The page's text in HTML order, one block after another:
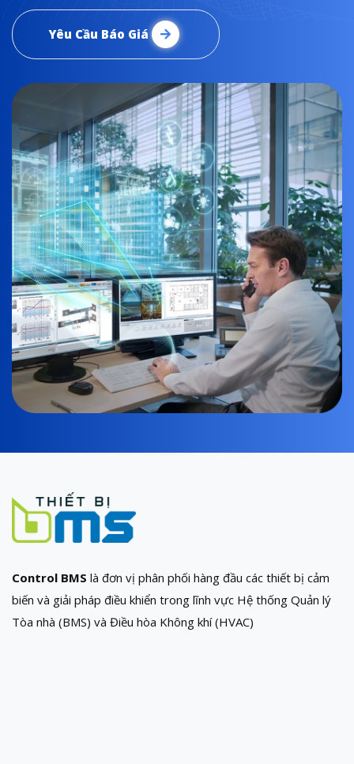
Yêu Cầu Báo Giá
Control BMS là đơn vị phân phối hàng đầu các thiết bị cảm
biến và giải pháp điều khiển trong lĩnh vực Hệ thống Quản lý
Tòa nhà (BMS) và Điều hòa Không khí (HVAC)